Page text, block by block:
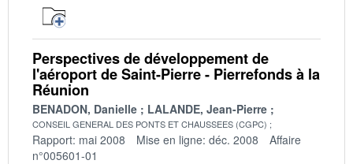
Perspectives de développement de
l'aéroport de Saint-Pierre - Pierrefonds à la
Réunion
BENADON, Danielle LALANDE, Jean-Pierre
CONSEIL GENERAL DES PONTS ET CHAUSSEES (CGPC)
Rapport: mai 2008 Mise en ligne: déc. 2008
Affaire
n°005601-01